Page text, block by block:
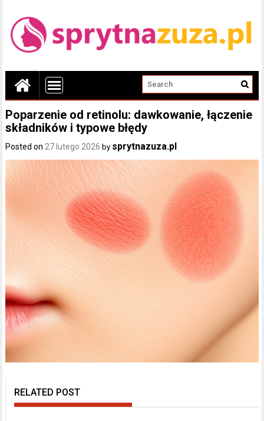
Poparzenie od retinolu: dawkowanie, łączenie
składników i typowe błędy
Posted on 27 lutego 2026 by sprytnazuza.pl
RELATED POST